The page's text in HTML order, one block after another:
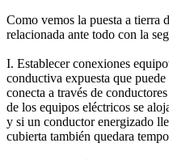
Como vemos la puesta a tierra
relacionada ante todo con la
I. Establecer conexiones
conductiva expuesta que
conecta a través de
de los equipos eléctricos se
y si un conductor energizado
cubierta también quedara